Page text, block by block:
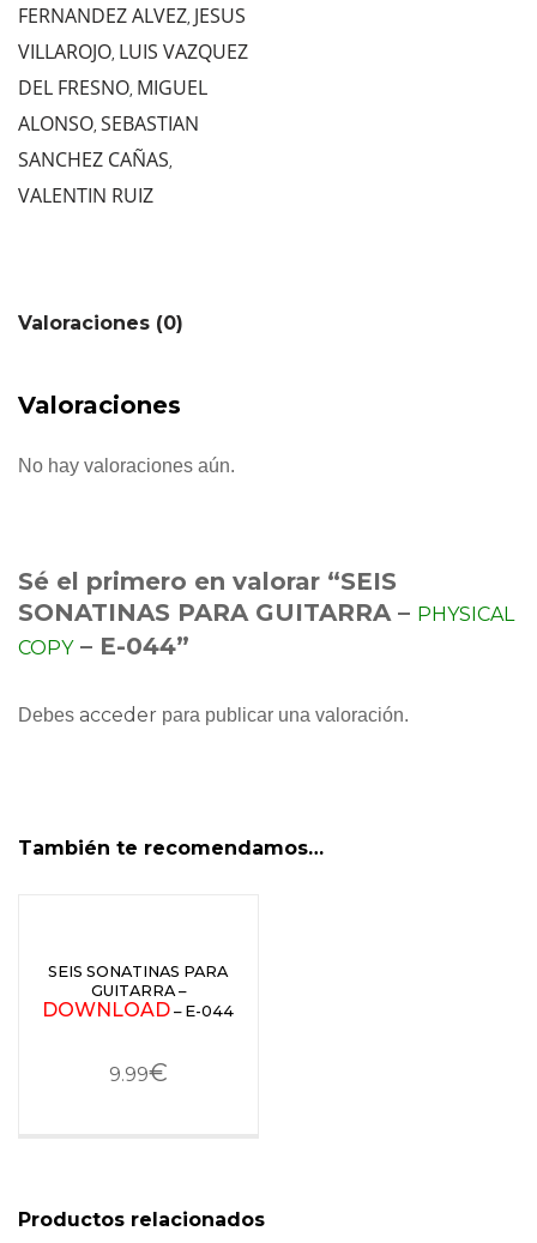
FERNANDEZ ALVEZ, JESUS
VILLAROJO, LUIS VAZQUEZ
DEL FRESNO, MIGUEL
ALONSO, SEBASTIAN
SANCHEZ CAÑAS,
VALENTIN RUIZ
Valoraciones (0)
Valoraciones
No hay valoraciones aún.
Sé el primero en valorar “SEIS
SONATINAS PARA GUITARRA – PHYSICAL
COPY– E-044”
Debes acceder para publicar una valoración.
También te recomendamos…
SEIS SONATINAS PARA
GUITARRA –
DOWNLOAD – E-044
9.99€
Productos relacionados